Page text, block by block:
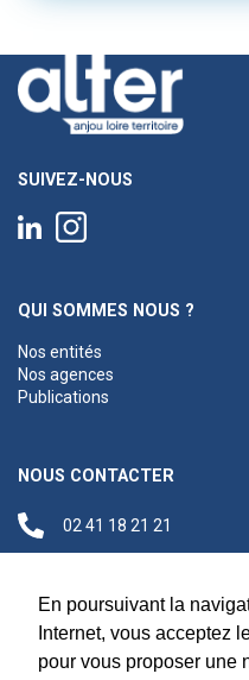
En poursuivant la
Internet, vous acceptez
pour vous proposer une
SUIVEZ-NOUS
QUI SOMMES NOUS ?
Nos entités
Nos agences
Publications
NOUS CONTACTER
02 41 18 21 21
Siège social
Maréchal Foch,
49100 Angers